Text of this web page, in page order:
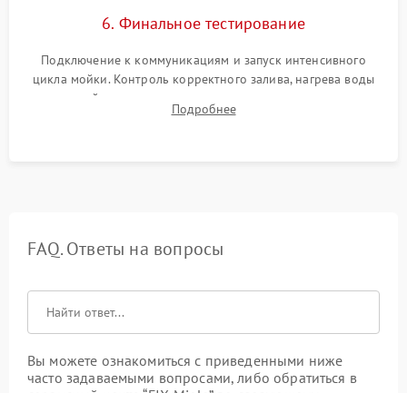
6. Финальное тестирование
Подключение к коммуникациям и запуск интенсивного
цикла мойки. Контроль корректного залива, нагрева воды
до нужной температуры, отсутствия посторонних шумов,
штатного слива и абсолютной сухости в поддоне.
Подробнее
FAQ. Ответы на вопросы
Вы можете ознакомиться с приведенными ниже
часто задаваемыми вопросами, либо обратиться в